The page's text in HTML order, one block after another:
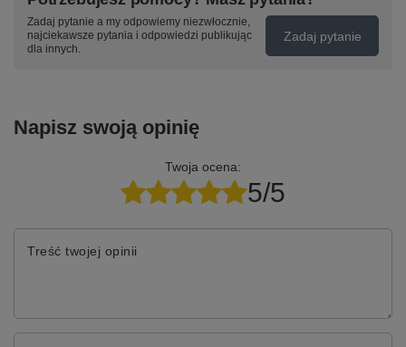
Zadaj pytanie a my odpowiemy niezwłocznie,
najciekawsze pytania i odpowiedzi publikując
dla innych.
Zadaj pytanie
Napisz swoją opinię
Twoja ocena:
5/5
Treść twojej opinii